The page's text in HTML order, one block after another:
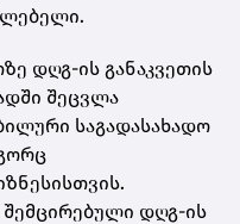
დღგ-ის განაკვეთის
შეცვლა
საგადასახადო
შემცირებული დღგ-ის